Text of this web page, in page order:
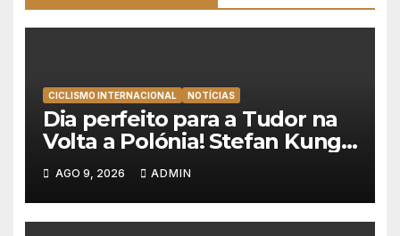
CICLISMO INTERNACIONAL NOTÍCIAS
Dia perfeito para a Tudor na
Volta a Polónia! Stefan Kung
vence contra-relógio e Marco
Brenner revira geral a seu
favor
AGO 9, 2026 ADMIN